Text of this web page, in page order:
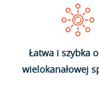
Łatwa i szybka
wielokanałowej